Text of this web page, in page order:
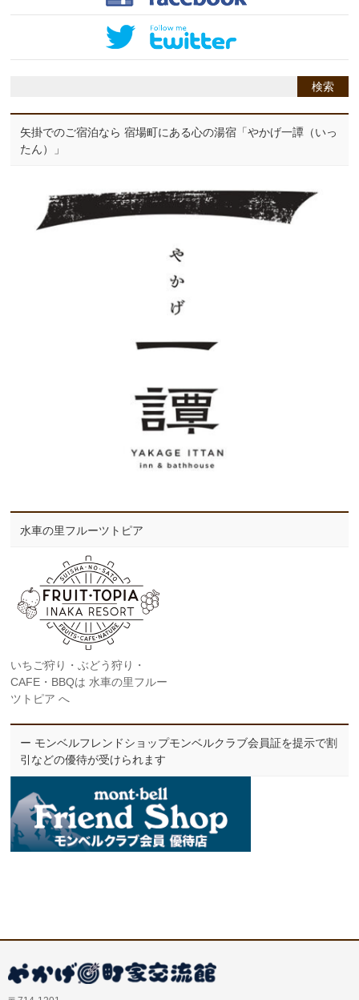
矢掛でのご宿泊なら 宿場町にある心の湯宿「やかげ一譚（いっ
たん）」
水車の里フルーツトピア
いちご狩り・ぶどう狩り・
CAFE・BBQは 水車の里フルー
ツトピア へ
ー モンベルフレンドショップモンベルクラブ会員証を提示で割
引などの優待が受けられます